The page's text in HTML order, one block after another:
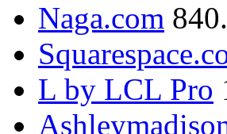
Naga.com
L by LCL Pro